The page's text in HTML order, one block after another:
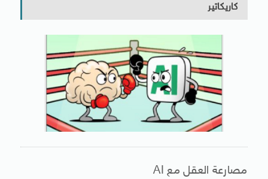
كاريكاتير
مصارعة العقل مع AI